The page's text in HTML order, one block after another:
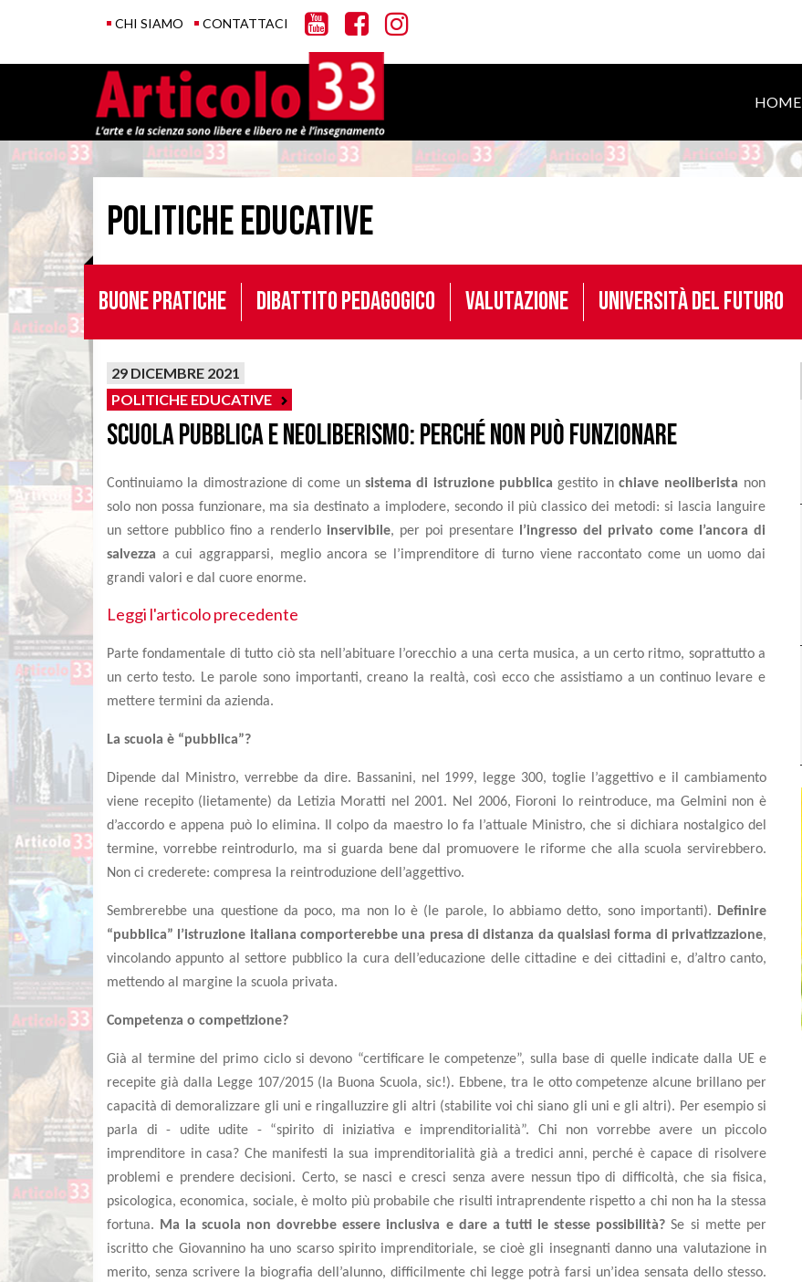
CHI SIAMO CONTATTACI
HOME
Politiche educative
Buone pratiche Dibattito pedagogico Valutazione Università del futuro
29 DICEMBRE 2021
POLITICHE EDUCATIVE
Scuola pubblica e neoliberismo: perché non può funzionare
Continuiamo la dimostrazione di come un sistema di istruzione pubblica gestito in chiave neoliberista non
solo non possa funzionare, ma sia destinato a implodere, secondo il più classico dei metodi: si lascia
languire
un settore pubblico fino a renderlo inservibile, per poi presentare
l’ingresso del privato come l’ancora di
salvezza a cui aggrapparsi, meglio ancora se l’imprenditore di turno viene raccontato come un uomo dai
grandi valori e dal cuore enorme.
Leggi l'articolo precedente
Parte fondamentale di tutto ciò sta nell’abituare l’orecchio a una certa musica, a un certo ritmo, soprattutto a
un certo testo. Le parole sono importanti, creano la realtà, così ecco che assistiamo a un continuo levare e
mettere termini da azienda.
La scuola è “pubblica”?
Dipende dal Ministro, verrebbe da dire. Bassanini, nel 1999, legge 300, toglie l’aggettivo e il cambiamento
viene recepito (lietamente) da Letizia Moratti nel 2001. Nel 2006, Fioroni lo reintroduce, ma Gelmini non è
d’accordo e appena può lo elimina. Il colpo da maestro lo fa l’attuale Ministro, che si dichiara nostalgico del
termine, vorrebbe reintrodurlo, ma si guarda bene dal promuovere le riforme che alla scuola servirebbero.
Non ci crederete: compresa la reintroduzione dell’aggettivo.
Sembrerebbe una questione da poco, ma non lo è (le parole, lo abbiamo detto, sono importanti).
Definire
“pubblica” l’istruzione italiana comporterebbe una presa di distanza da qualsiasi forma di privatizzazione,
vincolando appunto al settore pubblico la cura dell’educazione delle cittadine e dei cittadini e, d’altro canto,
mettendo al margine la scuola privata.
Competenza o competizione?
Già al termine del primo ciclo si devono “certificare le competenze”, sulla base di quelle indicate dalla UE e
recepite già dalla Legge 107/2015 (la Buona Scuola, sic!). Ebbene, tra le otto competenze alcune brillano per
capacità di demoralizzare gli uni e ringalluzzire gli altri (stabilite voi chi siano gli uni e gli altri). Per esempio si
parla di - udite udite - “spirito di iniziativa e imprenditorialità”. Chi non vorrebbe avere un piccolo
imprenditore in casa? Che manifesti la sua imprenditorialità già a tredici anni, perché è capace di risolvere
problemi e prendere decisioni. Certo, se nasci e cresci senza avere nessun tipo di difficoltà, che sia fisica,
psicologica, economica, sociale, è molto più probabile che risulti intraprendente rispetto a chi non ha la stessa
fortuna.
Ma la scuola non dovrebbe essere inclusiva e dare a tutti le stesse possibilità? Se si mette per
iscritto che Giovannino ha uno scarso spirito imprenditoriale, se cioè gli insegnanti danno una valutazione in
merito, senza scrivere la biografia dell’alunno, difficilmente chi legge potrà farsi un’idea sensata dello stesso.